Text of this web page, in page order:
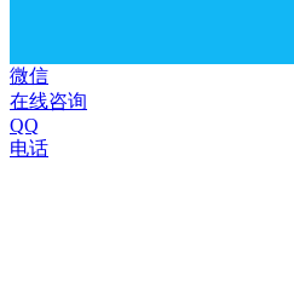
微信
在线咨询
QQ
电话